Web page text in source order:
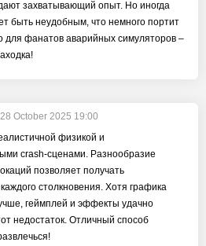
захватывающий опыт. Но иногда
быть неудобным, что немного портит
для фанатов аварийных симуляторов –
28 October 2025 19:00
физикой и
crash-сценами. Разнообразие
позволяет получать
столкновения. Хотя графика
геймплей и эффекты удачно
недостаток. Отличный способ